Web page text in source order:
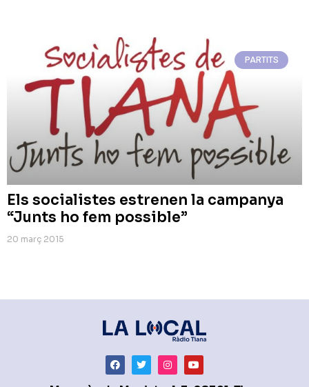
PARTITS
Els socialistes estrenen la campanya
“Junts ho fem possible”
20 març 2015